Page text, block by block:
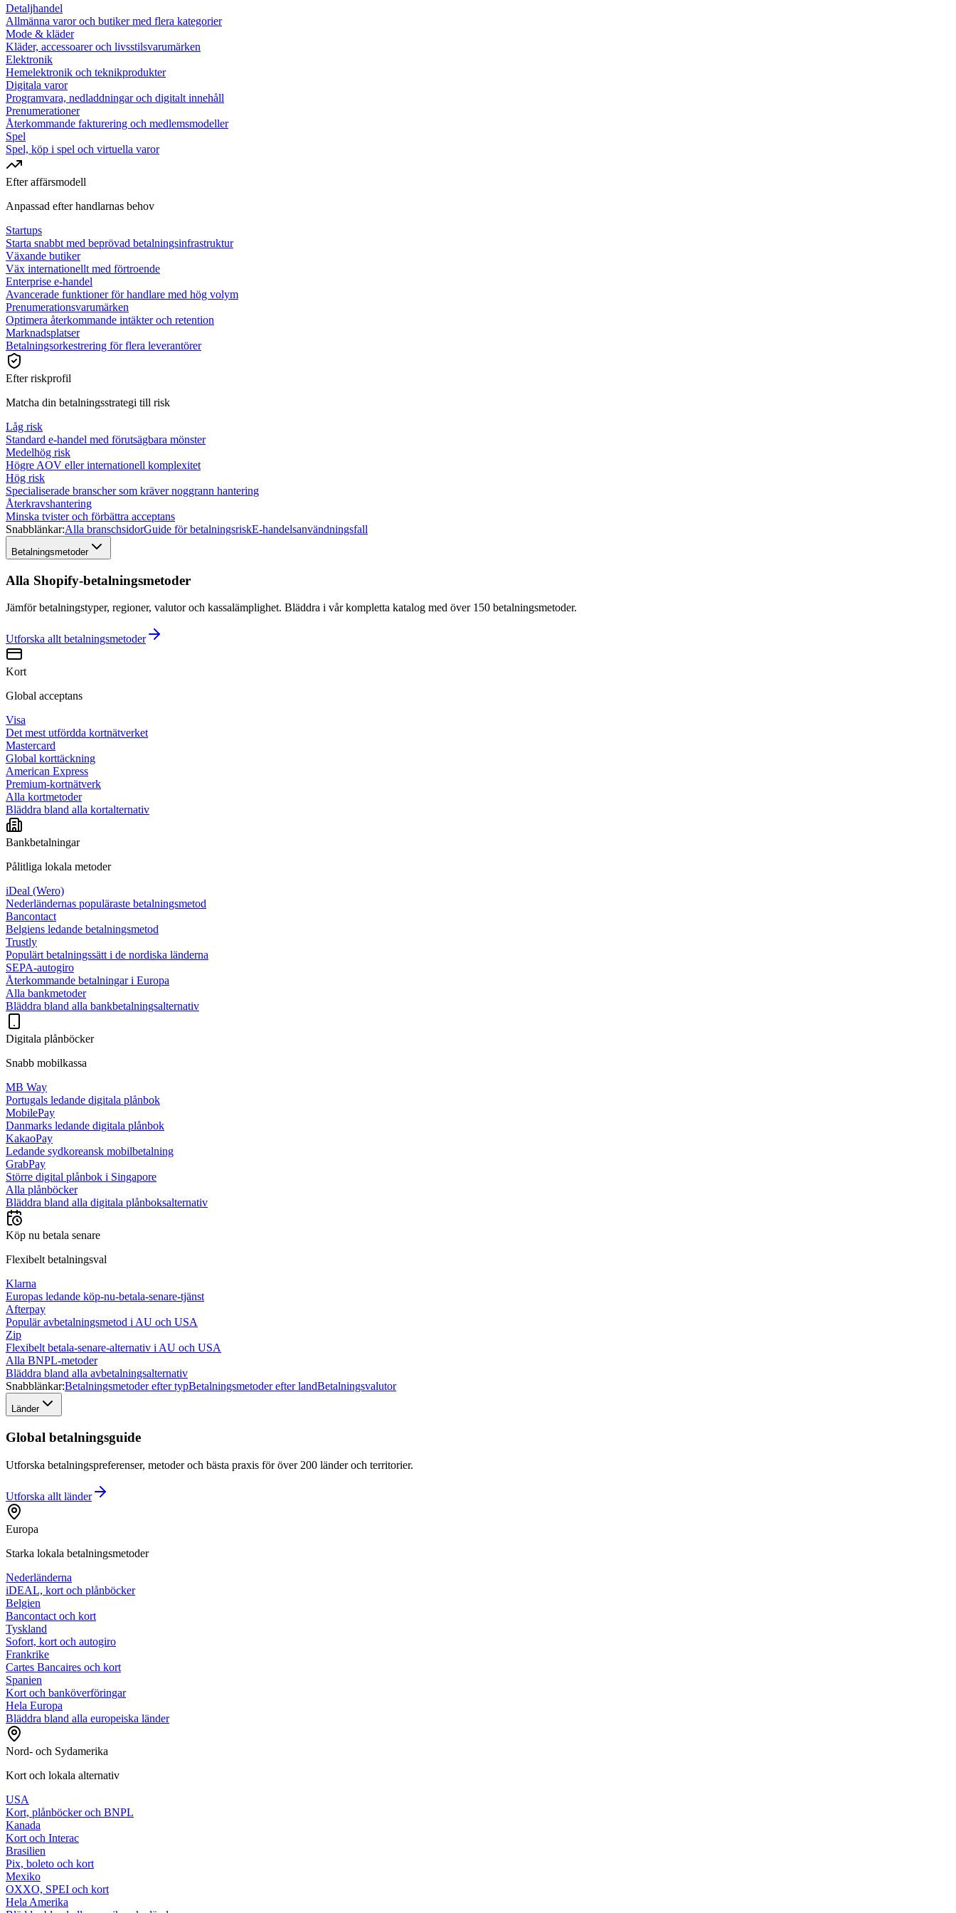
Detaljhandel
Allmänna varor och butiker med flera kategorier
Mode & kläder
Kläder, accessoarer och livsstilsvarumärken
Elektronik
Hemelektronik och teknikprodukter
Digitala varor
Programvara, nedladdningar och digitalt innehåll
Prenumerationer
Återkommande fakturering och medlemsmodeller
Spel
Spel, köp i spel och virtuella varor
Efter affärsmodell
Anpassad efter handlarnas behov
Startups
Starta snabbt med beprövad betalningsinfrastruktur
Växande butiker
Väx internationellt med förtroende
Enterprise e-handel
Avancerade funktioner för handlare med hög volym
Prenumerationsvarumärken
Optimera återkommande intäkter och retention
Marknadsplatser
Betalningsorkestrering för flera leverantörer
Efter riskprofil
Matcha din betalningsstrategi till risk
Låg risk
Standard e-handel med förutsägbara mönster
Medelhög risk
Högre AOV eller internationell komplexitet
Hög risk
Specialiserade branscher som kräver noggrann hantering
Återkravshantering
Minska tvister och förbättra acceptans
Snabblänkar:Alla branschsidorGuide för betalningsriskE-handelsanvändningsfall
Betalningsmetoder
Alla Shopify-betalningsmetoder
Jämför betalningstyper, regioner, valutor och kassalämplighet. Bläddra i vår kompletta katalog med över 150 betalningsmetoder.
Utforska allt betalningsmetoder
Kort
Global acceptans
Visa
Det mest utfördda kortnätverket
Mastercard
Global korttäckning
American Express
Premium-kortnätverk
Alla kortmetoder
Bläddra bland alla kortalternativ
Bankbetalningar
Pålitliga lokala metoder
iDeal (Wero)
Nederländernas populäraste betalningsmetod
Bancontact
Belgiens ledande betalningsmetod
Trustly
Populärt betalningssätt i de nordiska länderna
SEPA-autogiro
Återkommande betalningar i Europa
Alla bankmetoder
Bläddra bland alla bankbetalningsalternativ
Digitala plånböcker
Snabb mobilkassa
MB Way
Portugals ledande digitala plånbok
MobilePay
Danmarks ledande digitala plånbok
KakaoPay
Ledande sydkoreansk mobilbetalning
GrabPay
Större digital plånbok i Singapore
Alla plånböcker
Bläddra bland alla digitala plånboksalternativ
Köp nu betala senare
Flexibelt betalningsval
Klarna
Europas ledande köp-nu-betala-senare-tjänst
Afterpay
Populär avbetalningsmetod i AU och USA
Zip
Flexibelt betala-senare-alternativ i AU och USA
Alla BNPL-metoder
Bläddra bland alla avbetalningsalternativ
Snabblänkar:Betalningsmetoder efter typBetalningsmetoder efter landBetalningsvalutor
Länder
Global betalningsguide
Utforska betalningspreferenser, metoder och bästa praxis för över 200 länder och territorier.
Utforska allt länder
Europa
Starka lokala betalningsmetoder
Nederländerna
iDEAL, kort och plånböcker
Belgien
Bancontact och kort
Tyskland
Sofort, kort och autogiro
Frankrike
Cartes Bancaires och kort
Spanien
Kort och banköverföringar
Hela Europa
Bläddra bland alla europeiska länder
Nord- och Sydamerika
Kort och lokala alternativ
USA
Kort, plånböcker och BNPL
Kanada
Kort och Interac
Brasilien
Pix, boleto och kort
Mexiko
OXXO, SPEI och kort
Hela Amerika